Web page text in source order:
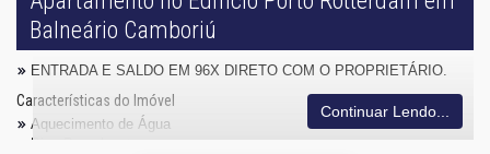
Balneário Camboriú
ENTRADA E SALDO EM 96X DIRETO COM O PROPRIETÁRIO.
Características do Imóvel
Aquecimento de Água
Piso Porcelanato
Continuar Lendo...